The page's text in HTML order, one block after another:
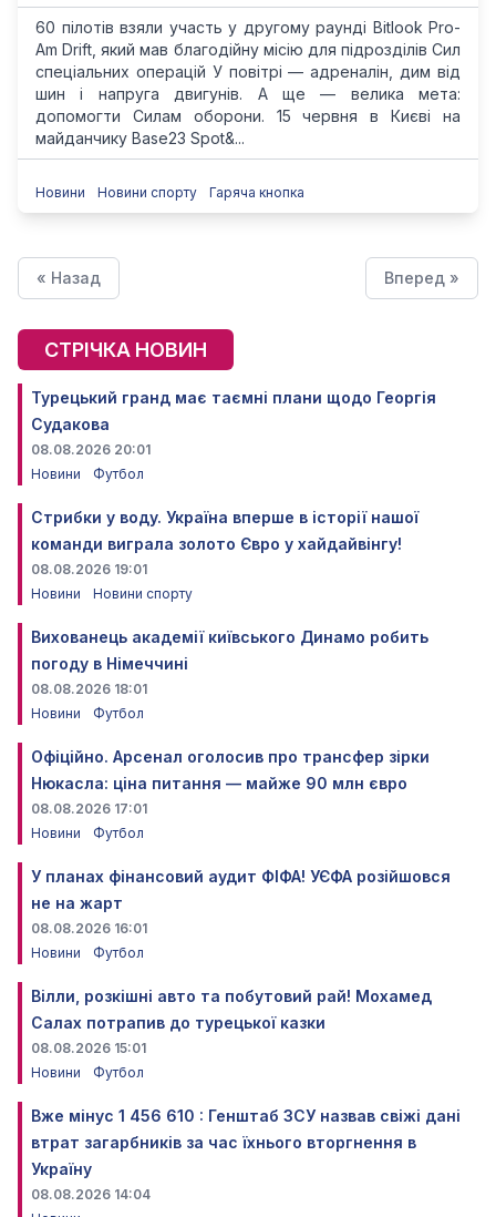
60 пілотів взяли участь у другому раунді Bitlook Pro-
Am Drift, який мав благодійну місію для підрозділів Сил
спеціальних операцій У повітрі — адреналін, дим від
шин і напруга двигунів. А ще — велика мета:
допомогти Силам оборони. 15 червня в Києві на
майданчику Base23 Spot&...
Новини Новини спорту Гаряча кнопка
« Назад Вперед »
СТРІЧКА НОВИН
Турецький гранд має таємні плани щодо Георгія
Судакова
08.08.2026 20:01
Новини
Футбол
Стрибки у воду. Україна вперше в історії нашої
команди виграла золото Євро у хайдайвінгу!
08.08.2026 19:01
Новини
Новини спорту
Вихованець академії київського Динамо робить
погоду в Німеччині
08.08.2026 18:01
Новини
Футбол
Офіційно. Арсенал оголосив про трансфер зірки
Нюкасла: ціна питання — майже 90 млн євро
08.08.2026 17:01
Новини
Футбол
У планах фінансовий аудит ФІФА! УЄФА розійшовся
не на жарт
08.08.2026 16:01
Новини
Футбол
Вілли, розкішні авто та побутовий рай! Мохамед
Салах потрапив до турецької казки
08.08.2026 15:01
Новини
Футбол
Вже мінус 1 456 610 : Генштаб ЗСУ назвав свіжі дані
втрат загарбників за час їхнього вторгнення в
Україну
08.08.2026 14:04